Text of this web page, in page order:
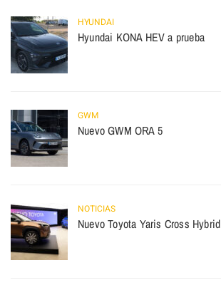
HYUNDAI
Hyundai KONA HEV a prueba
GWM
Nuevo GWM ORA 5
NOTICIAS
Nuevo Toyota Yaris Cross Hybrid